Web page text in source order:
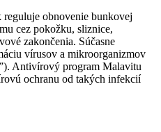
obnovenie bunkovej
cez pokožku, sliznice,
zakončenia. Súčasne
vírusov a mikroorganizmov
Antivírový program Malavitu
ochranu od takých infekcií